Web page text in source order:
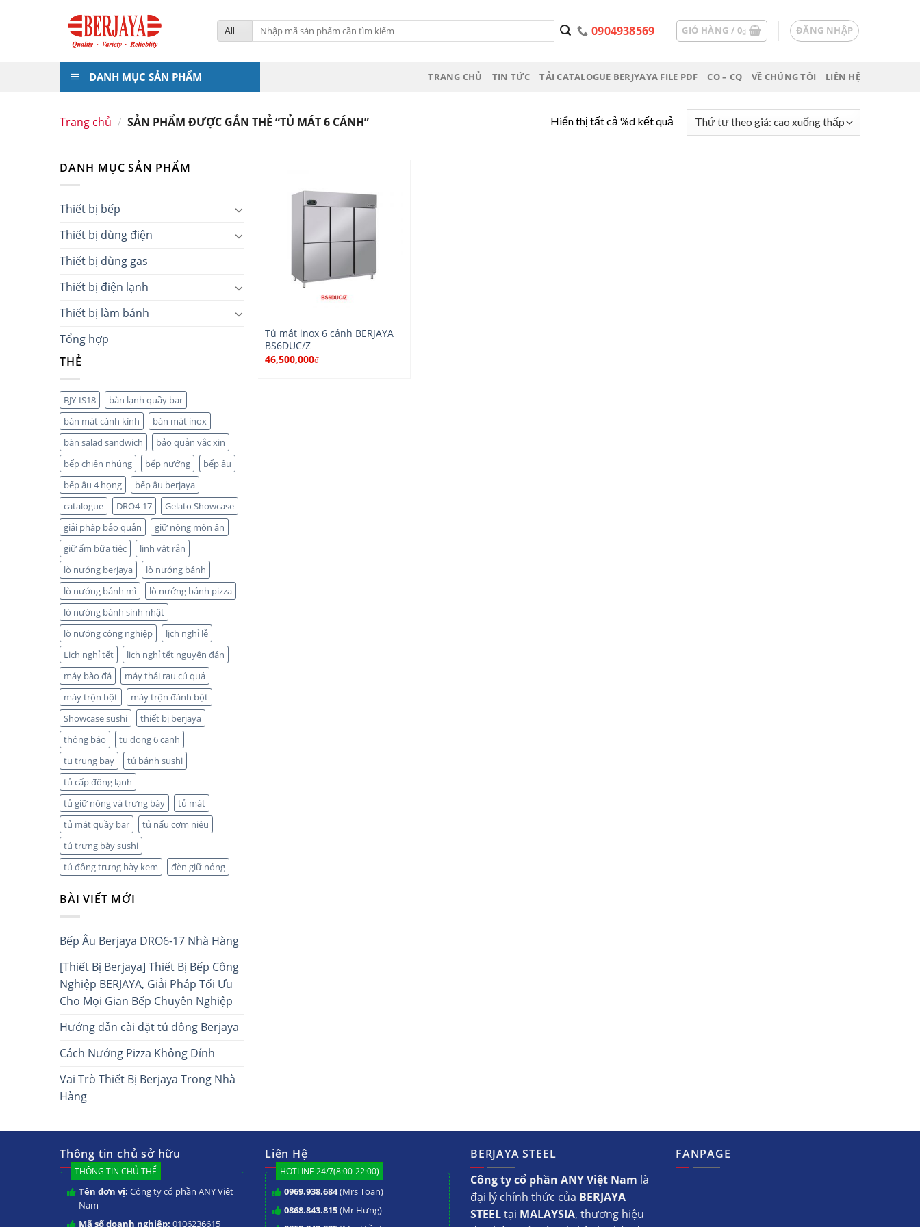
Tìm
kiếm:
0904938569 GIỎ HÀNG / 0₫ ĐĂNG NHẬP
DANH MỤC SẢN PHẨM TRANG CHỦ TIN TỨC TẢI CATALOGUE BERJYAYA FILE PDF CO – CQ VỀ CHÚNG TÔI LIÊN HỆ
Trang chủ / SẢN PHẨM ĐƯỢC GẮN THẺ “TỦ MÁT 6 CÁNH” Hiển thị tất cả %d kết quả
DANH MỤC SẢN PHẨM
Thiết bị bếp
Thiết bị dùng điện
Thiết bị dùng gas
Thiết bị điện lạnh
Thiết bị làm bánh
Tổng hợp
THẺ
BJY-IS18
bàn lạnh quầy bar
bàn mát cánh kính
bàn mát inox
bàn salad sandwich
bảo quản vắc xin
bếp chiên nhúng
bếp nướng
bếp âu
bếp âu 4 họng
bếp âu berjaya
catalogue
DRO4-17
Gelato Showcase
giải pháp bảo quản
giữ nóng món ăn
giữ ấm bữa tiệc
linh vật rắn
lò nướng berjaya
lò nướng bánh
lò nướng bánh mì
lò nướng bánh pizza
lò nướng bánh sinh nhật
lò nướng công nghiệp
lịch nghỉ lễ
Lịch nghỉ tết
lịch nghỉ tết nguyên đán
máy bào đá
máy thái rau củ quả
máy trộn bột
máy trộn đánh bột
Showcase sushi
thiết bị berjaya
thông báo
tu dong 6 canh
tu trung bay
tủ bánh sushi
tủ cấp đông lạnh
tủ giữ nóng và trưng bày
tủ mát
tủ mát quầy bar
tủ nấu cơm niêu
tủ trưng bày sushi
tủ đông trưng bày kem
đèn giữ nóng
BÀI VIẾT MỚI
Bếp Âu Berjaya DRO6-17 Nhà Hàng
[Thiết Bị Berjaya] Thiết Bị Bếp Công
Nghiệp BERJAYA, Giải Pháp Tối Ưu
Cho Mọi Gian Bếp Chuyên Nghiệp
Hướng dẫn cài đặt tủ đông Berjaya
Cách Nướng Pizza Không Dính
Vai Trò Thiết Bị Berjaya Trong Nhà
Hàng
Tủ mát inox 6 cánh BERJAYA
BS6DUC/Z
46,500,000₫
Thông tin chủ sở hữu
THÔNG TIN CHỦ THỂ
Tên đơn vị: Công ty cổ phần ANY Việt
Nam
Mã số doanh nghiệp: 0106236615
Liên Hệ
HOTLINE 24/7(8:00-22:00)
0969.938.684(Mrs Toan)
0868.843.815(Mr Hưng)
BERJAYA STEEL
Công ty cổ phần ANY Việt Nam là
đại lý chính thức của BERJAYA
STEELtại MALAYSIA, thương hiệu
FANPAGE